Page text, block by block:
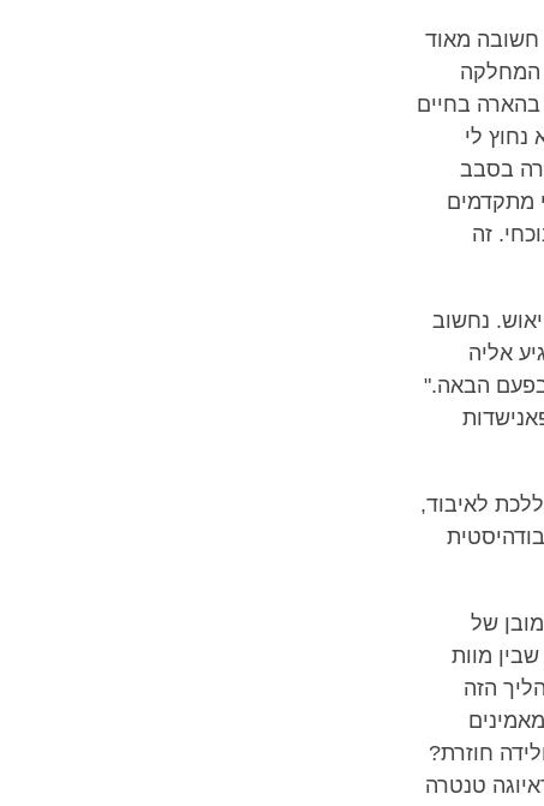
חשובה מאוד
המחלקה
בחיים
לי
בסבב
מתקדמים
זה
נחשוב
אליה
בפעם הבאה."
לאיבוד,
של
מוות
הזה
חוזרת?
טנטרה